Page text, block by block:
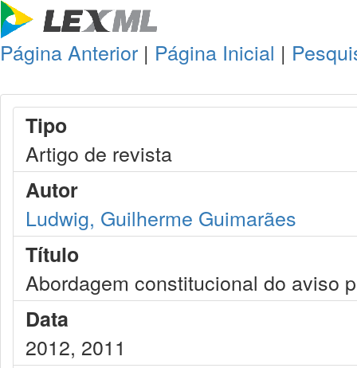
Página Anterior | Página Inicial |
Tipo
Artigo de revista
Autor
Ludwig, Guilherme Guimarães
Título
Abordagem constitucional do aviso
Data
2012, 2011